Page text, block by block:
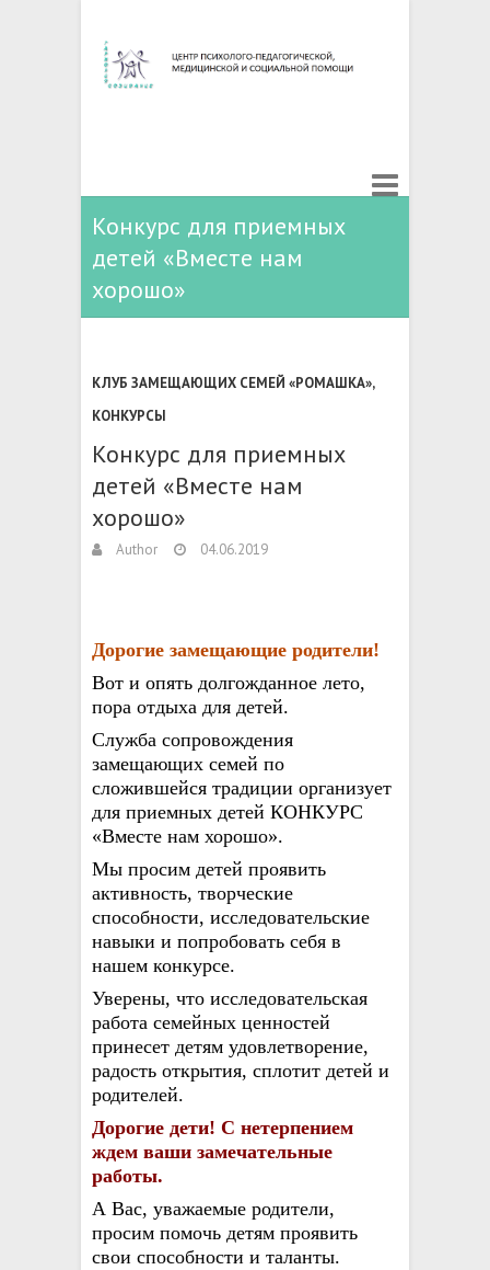
Конкурс для приемных
детей «Вместе нам
хорошо»
КЛУБ ЗАМЕЩАЮЩИХ СЕМЕЙ «РОМАШКА»,
КОНКУРСЫ
Конкурс для приемных
детей «Вместе нам
хорошо»
Author 04.06.2019
Дорогие замещающие родители!
Вот и опять долгожданное лето,
пора отдыха для детей.
Служба сопровождения
замещающих семей по
сложившейся традиции организует
для приемных детей КОНКУРС
«Вместе нам хорошо».
Мы просим детей проявить
активность, творческие
способности, исследовательские
навыки и попробовать себя в
нашем конкурсе.
Уверены, что исследовательская
работа семейных ценностей
принесет детям удовлетворение,
радость открытия, сплотит детей и
родителей.
Дорогие дети! С нетерпением
ждем ваши замечательные
работы.
А Вас, уважаемые родители,
просим помочь детям проявить
свои способности и таланты.